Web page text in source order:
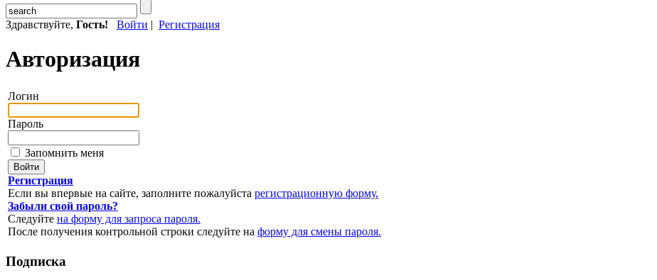
Здравствуйте, Гость! Войти | Регистрация
Авторизация
Логин
Пароль
Запомнить меня
Регистрация
Если вы впервые на сайте, заполните пожалуйста регистрационную форму.
Забыли свой пароль?
Следуйте на форму для запроса пароля.
После получения контрольной строки следуйте на форму для смены пароля.
Подписка